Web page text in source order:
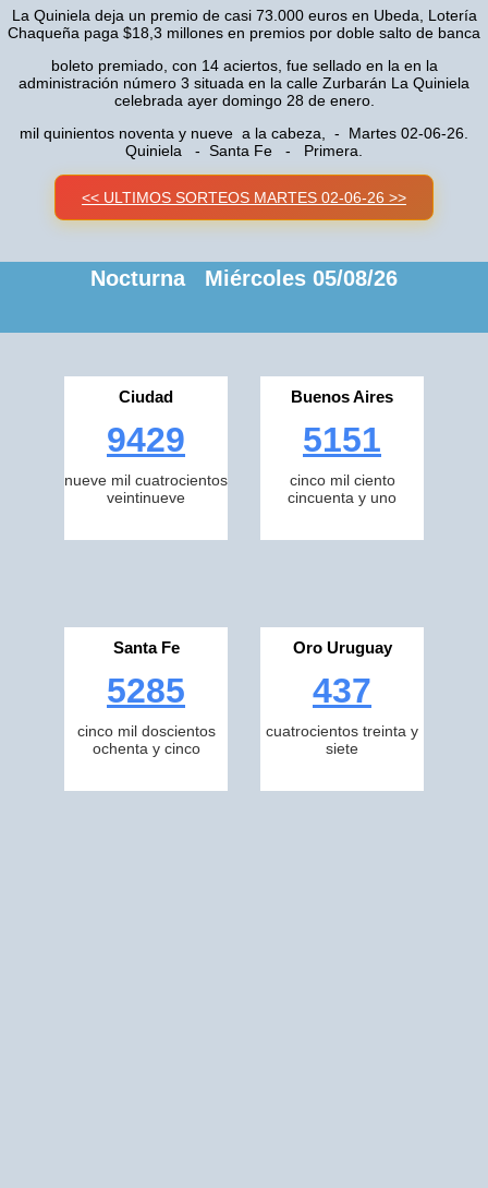
La Quiniela deja un premio de casi 73.000 euros en Ubeda, Lotería
Chaqueña paga $18,3 millones en premios por doble salto de banca
boleto premiado, con 14 aciertos, fue sellado en la en la
administración número 3 situada en la calle Zurbarán La Quiniela
celebrada ayer domingo 28 de enero.
mil quinientos noventa y nueve a la cabeza, - Martes 02-06-26.
Quiniela - Santa Fe - Primera.
<< ULTIMOS SORTEOS MARTES 02-06-26 >>
Nocturna Miércoles 05/08/26
Ciudad
9429
nueve mil cuatrocientos
veintinueve
Buenos Aires
5151
cinco mil ciento
cincuenta y uno
Santa Fe
5285
cinco mil doscientos
ochenta y cinco
Oro Uruguay
437
cuatrocientos treinta y
siete